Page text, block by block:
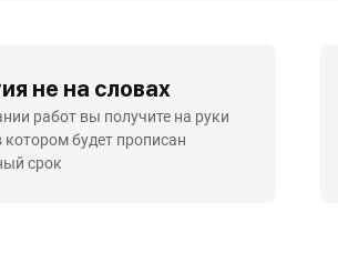
не на словах
работ вы получите на руки
котором будет прописан
срок